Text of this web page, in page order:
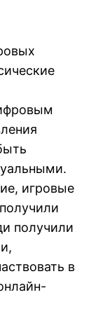
игровые
получили
в